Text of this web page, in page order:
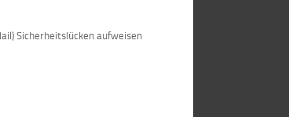
Sicherheitslücken aufweisen